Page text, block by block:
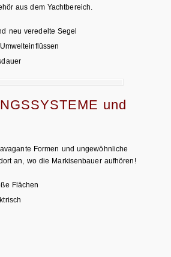
aus dem Yachtbereich.
neu veredelte Segel
und
Formen und ungewöhnliche
an, wo die Markisenbauer aufhören!
Flächen